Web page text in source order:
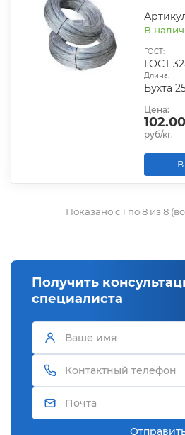
В
ГОСТ:
Длина:
Цена:
102.00
руб/кг.
Показано с 1 по 8 из 8
Получить
специалиста